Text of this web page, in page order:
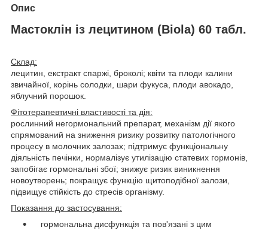
Опис
Мастоклін із лецитином (Biola) 60 табл.
Склад:
лецитин, екстракт спаржі, броколі; квіти та плоди калини
звичайної, корінь солодки, шари фукуса, плоди авокадо,
яблучний порошок.
Фітотерапевтичні властивості та дія:
рослинний негормональний препарат, механізм дії якого
спрямований на зниження ризику розвитку патологічного
процесу в молочних залозах; підтримує функціональну
діяльність печінки, нормалізує утилізацію статевих гормонів,
запобігає гормональні збої; знижує ризик виникнення
новоутворень; покращує функцію щитоподібної залози,
підвищує стійкість до стресів організму.
Показання до застосування:
гормональна дисфункція та пов'язані з цим